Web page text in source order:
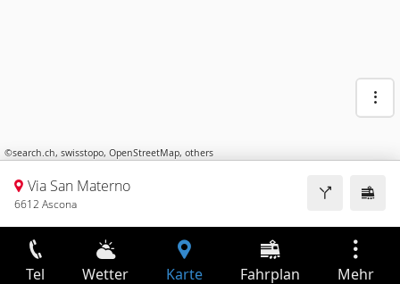
©search.ch, swisstopo, OpenStreetMap, others
Via San Materno
6612 Ascona
Tel Wetter Karte Fahrplan Mehr